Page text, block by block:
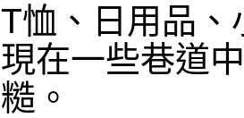
T恤、日用品、
現在一些巷道
糙。